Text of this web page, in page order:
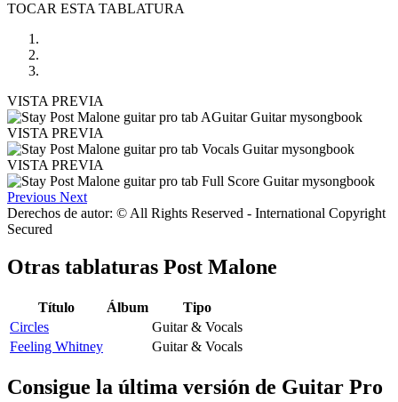
TOCAR ESTA TABLATURA
VISTA PREVIA
VISTA PREVIA
VISTA PREVIA
Previous Next
Derechos de autor: © All Rights Reserved - International Copyright
Secured
Otras tablaturas Post Malone
Título Álbum
Tipo
Circles
Guitar & Vocals
Feeling Whitney
Guitar & Vocals
Consigue la última versión de Guitar Pro